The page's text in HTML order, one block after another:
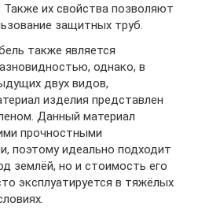
Также их свойства позволяют
защитных труб.
также является
однако, в
двух видов,
изделия представлен
Данный материал
прочностными
поэтому идеально подходит
землёй, но и стоимость его
эксплуатируется в тяжёлых